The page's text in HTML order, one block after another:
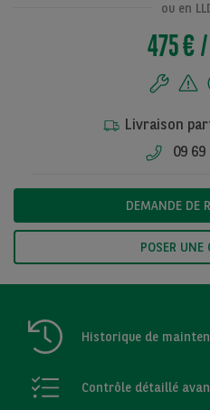
ou en
475 €
Livraison
09 69
DEMANDE DE
POSER UNE
Historique de
Contrôle détaillé